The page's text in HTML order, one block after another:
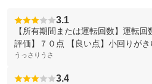
3.1
【所有期間または運転回数】運転
評価】７０点 【良い点】小回りがき
うっさりうさ
3.4